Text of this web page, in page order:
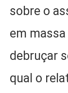
sobre o
em
debruçar
qual o